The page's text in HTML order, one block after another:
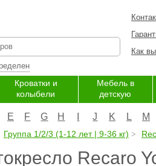
Как
Кроватки и
колыбели
Мебель в
детскую
E F G H J K L M
Группа 1/2/3 (1-12 лет | 9-36 кг)
Recaro